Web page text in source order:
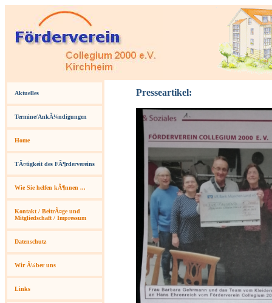
Aktuelles
Termine/AnkÃ¼ndigungen
Home
TÃ¤tigkeit des FÃ¶rdervereins
Wie Sie helfen kÃ¶nnen ...
Kontakt / BeitrÃ¤ge und
Mitgliedschaft / Impressum
Datenschutz
Wir Ã¼ber uns
Links
Presseartikel: